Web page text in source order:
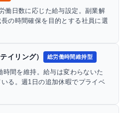
働日数に応じた給与設定。副業解
の時間確保を目的とする社員に選
イリング） 総労働時間維持型
間を維持。給与は変わらないた
る。週1日の追加休暇でプライベ